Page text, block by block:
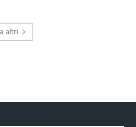
altri